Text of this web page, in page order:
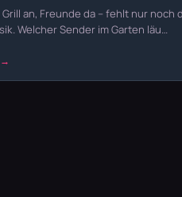
an, Freunde da – fehlt nur noch
Welcher Sender im Garten läu…